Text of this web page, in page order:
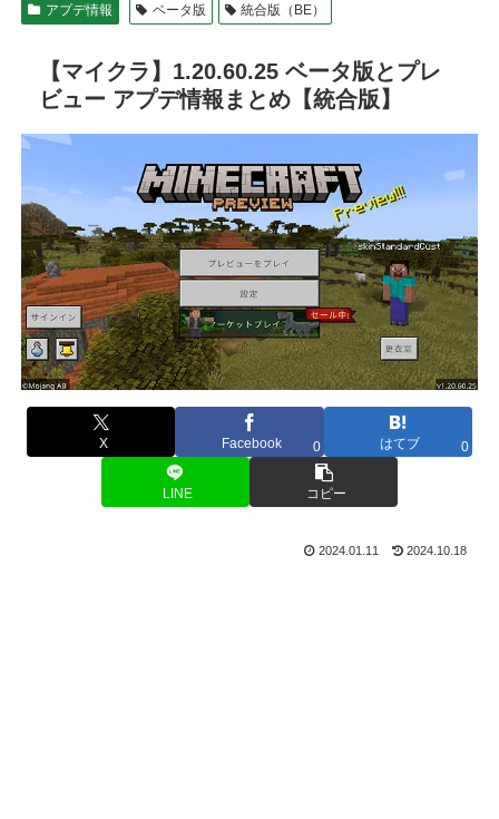
アプデ情報 ベータ版 統合版（BE）
【マイクラ】1.20.60.25 ベータ版とプレ
ビュー アプデ情報まとめ【統合版】
X Facebook 0 はてブ 0
LINE コピー
2024.01.11 2024.10.18